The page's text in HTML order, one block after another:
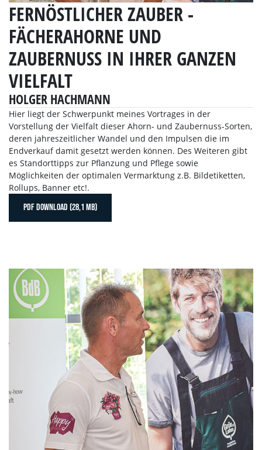
FERNÖSTLICHER ZAUBER -
FÄCHERAHORNE UND
ZAUBERNUSS IN IHRER GANZEN
VIELFALT
HOLGER HACHMANN
Hier liegt der Schwerpunkt meines Vortrages in der
Vorstellung der Vielfalt dieser Ahorn- und Zaubernuss-Sorten,
deren jahreszeitlicher Wandel und den Impulsen die im
Endverkauf damit gesetzt werden können. Des Weiteren gibt
es Standorttipps zur Pflanzung und Pflege sowie
Möglichkeiten der optimalen Vermarktung z.B. Bildetiketten,
Rollups, Banner etc!.
PDF DOWNLOAD (28,1 MB)